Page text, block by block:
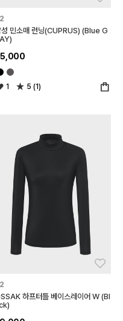
성 민소매 런닝(CUPRUS) (Blue G
1 5 (1)
하프터틀 베이스레이어 W (Bl